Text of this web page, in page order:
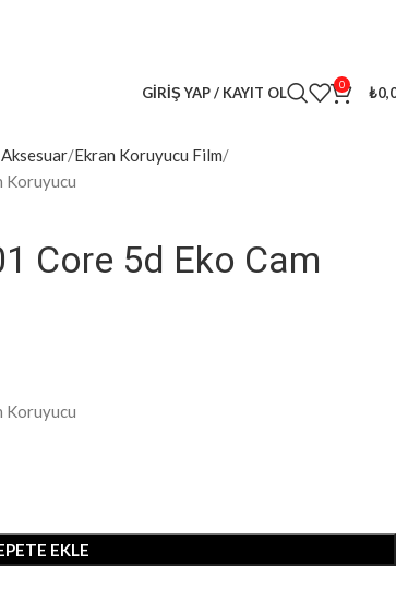
GIRIŞ YAP / KAYIT OL 0 ₺
Ekran Koruyucu Film
Koruyucu
Core 5d Eko Cam
Koruyucu
EKLE